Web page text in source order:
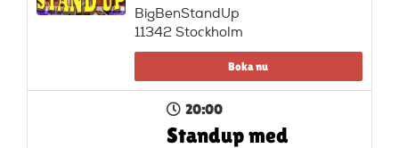
BigBenStandUp
11342 Stockholm
Boka nu
20:00
Standup med